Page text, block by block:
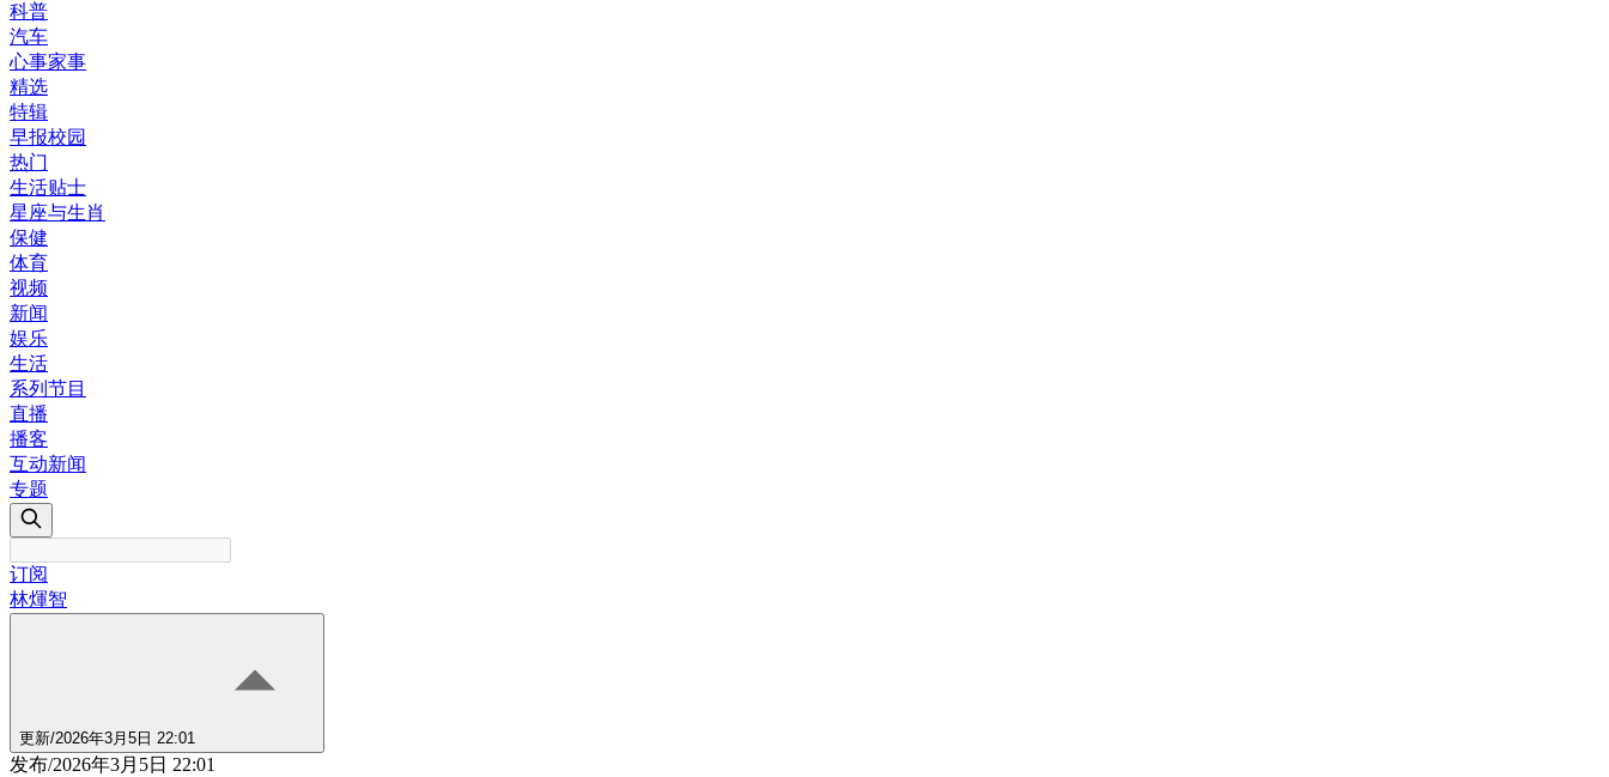
科普
汽车
心事家事
精选
特辑
早报校园
热门
生活贴士
星座与生肖
保健
体育
视频
新闻
娱乐
生活
系列节目
直播
播客
互动新闻
专题
订阅
林煇智
更新/2026年3月5日 22:01
发布/2026年3月5日 22:01